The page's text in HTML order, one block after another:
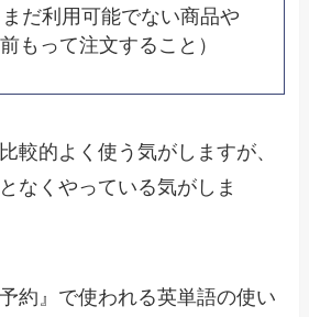
だ利用可能でない商品や
もって注文すること）
較的よく使う気がしますが、
なくやっている気がしま
約』で使われる英単語の使い